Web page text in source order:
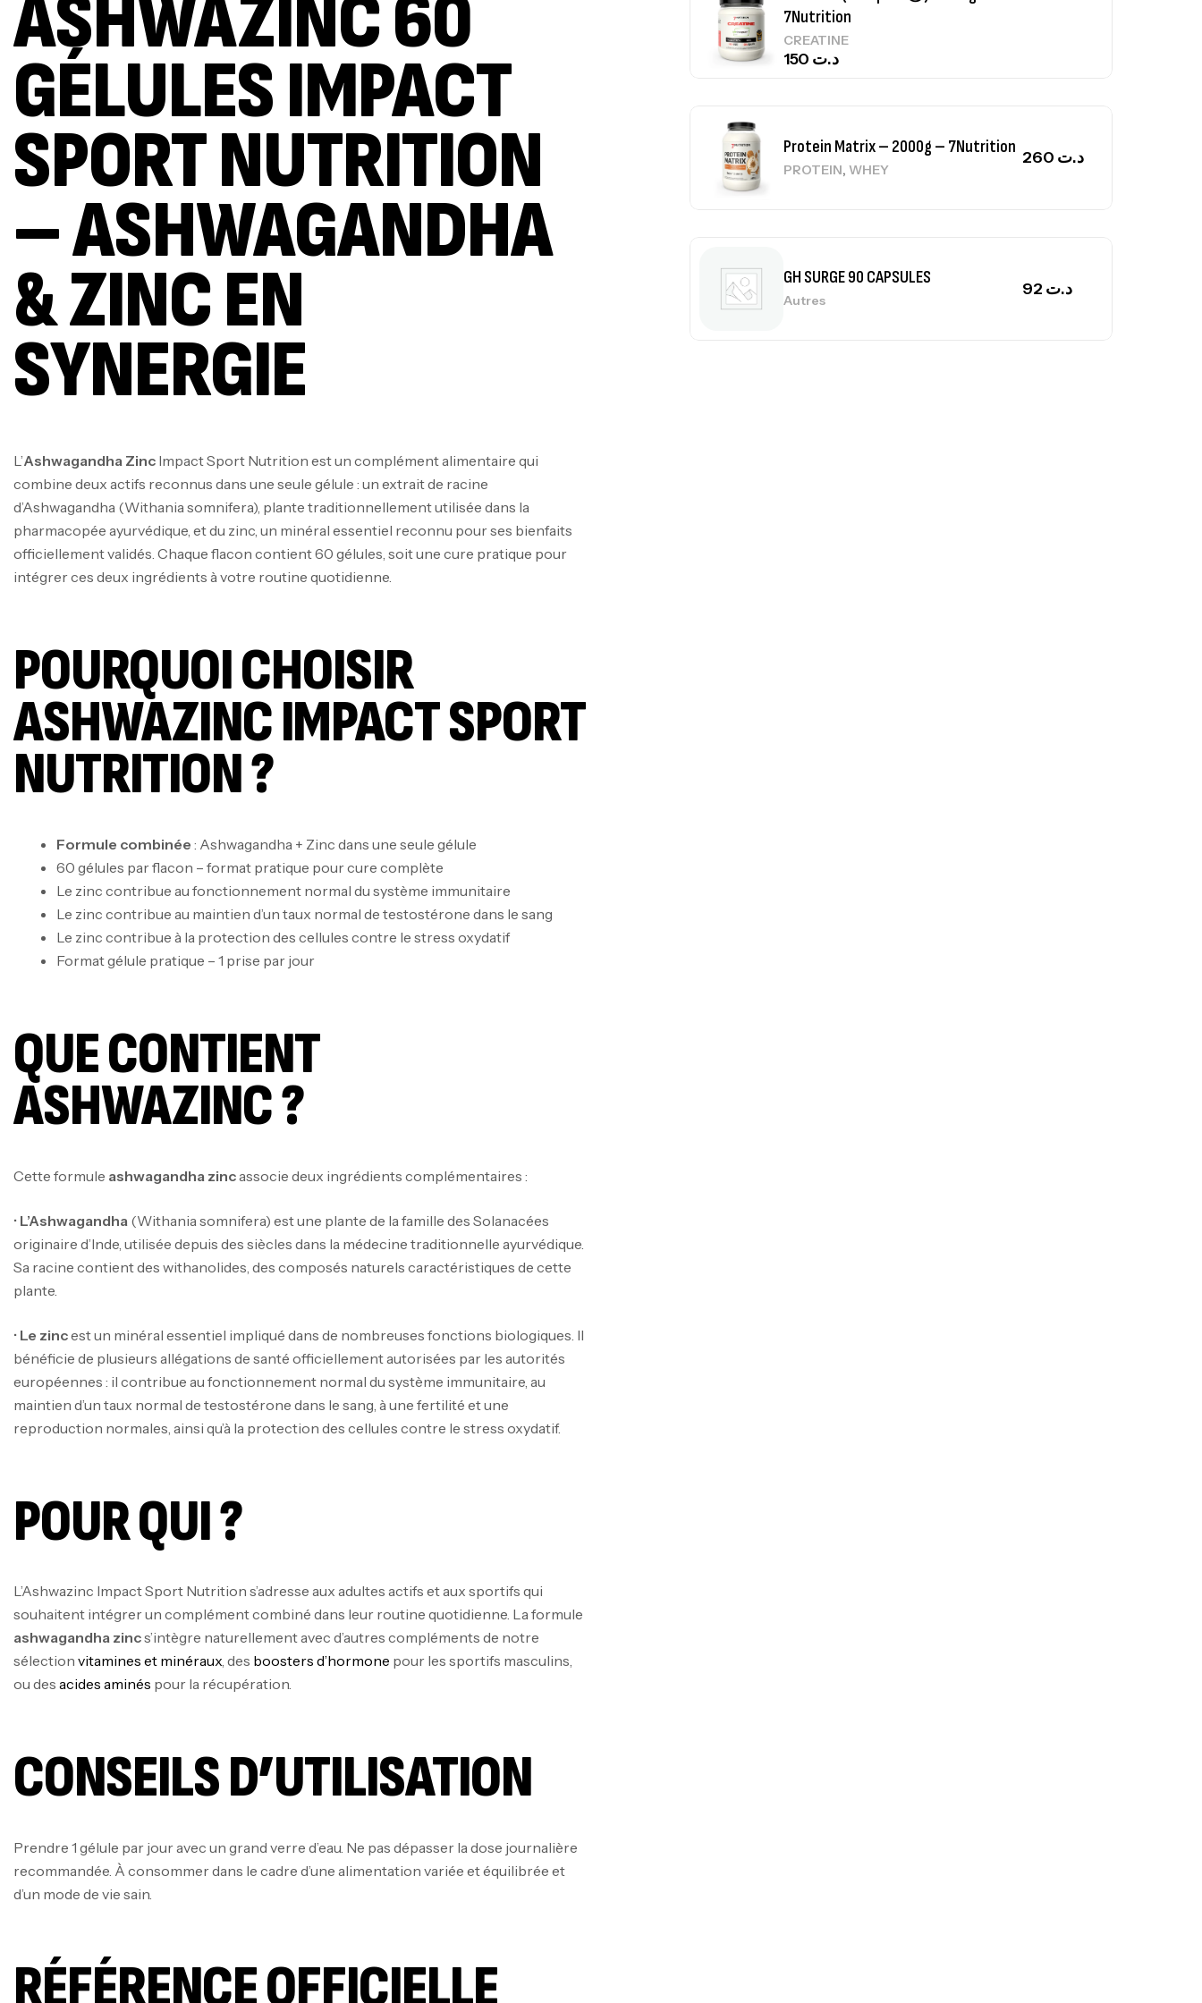
ASHWAZINC 60
GÉLULES IMPACT
SPORT NUTRITION
– ASHWAGANDHA
& ZINC EN
SYNERGIE
L’Ashwagandha Zinc Impact Sport Nutrition est un complément alimentaire qui
combine deux actifs reconnus dans une seule gélule : un extrait de racine
d’Ashwagandha (Withania somnifera), plante traditionnellement utilisée dans la
pharmacopée ayurvédique, et du zinc, un minéral essentiel reconnu pour ses bienfaits
officiellement validés. Chaque flacon contient 60 gélules, soit une cure pratique pour
intégrer ces deux ingrédients à votre routine quotidienne.
POURQUOI CHOISIR
ASHWAZINC IMPACT SPORT
NUTRITION ?
Formule combinée : Ashwagandha + Zinc dans une seule gélule
60 gélules par flacon – format pratique pour cure complète
Le zinc contribue au fonctionnement normal du système immunitaire
Le zinc contribue au maintien d’un taux normal de testostérone dans le sang
Le zinc contribue à la protection des cellules contre le stress oxydatif
Format gélule pratique – 1 prise par jour
QUE CONTIENT
ASHWAZINC ?
Cette formule ashwagandha zincassocie deux ingrédients complémentaires :
• L’Ashwagandha (Withania somnifera) est une plante de la famille des Solanacées
originaire d’Inde, utilisée depuis des siècles dans la médecine traditionnelle ayurvédique.
Sa racine contient des withanolides, des composés naturels caractéristiques de cette
plante.
• Le zincest un minéral essentiel impliqué dans de nombreuses fonctions biologiques. Il
bénéficie de plusieurs allégations de santé officiellement autorisées par les autorités
européennes : il contribue au fonctionnement normal du système immunitaire, au
maintien d’un taux normal de testostérone dans le sang, à une fertilité et une
reproduction normales, ainsi qu’à la protection des cellules contre le stress oxydatif.
POUR QUI ?
L’Ashwazinc Impact Sport Nutrition s’adresse aux adultes actifs et aux sportifs qui
souhaitent intégrer un complément combiné dans leur routine quotidienne. La formule
ashwagandha zincs’intègre naturellement avec d’autres compléments de notre
sélection vitamines et minéraux, des boosters d’hormone pour les sportifs masculins,
ou des acides aminés pour la récupération.
CONSEILS D’UTILISATION
Prendre 1 gélule par jour avec un grand verre d’eau. Ne pas dépasser la dose journalière
recommandée. À consommer dans le cadre d’une alimentation variée et équilibrée et
d’un mode de vie sain.
RÉFÉRENCE OFFICIELLE
Protein Matrix – 2000g – 7Nutrition
PROTEIN
GH SURGE 90 CAPSULES
Mega Creatine CREAPURE – 306 Gr –
Biotech USA